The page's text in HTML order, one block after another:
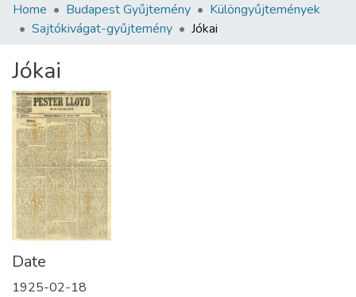
Communities & Collections
Statistics
About us
Home Budapest Gyűjtemény
Különgyűjtemények
Sajtókivágat-gyűjtemény
Jókai
Jókai
Date
1925-02-18